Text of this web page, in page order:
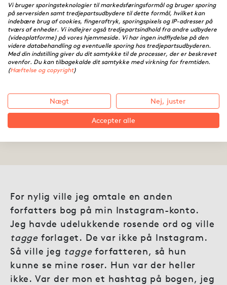
Sådan bruger du sociale
medier til at sælge din bog
For nylig ville jeg omtale en anden
forfatters bog på min Instagram-konto.
Jeg havde udelukkende rosende ord og ville
tagge forlaget. De var ikke på Instagram.
Så ville jeg taggeforfatteren, så hun
kunne se mine roser. Hun var der heller
ikke. Var der mon et hashtag på bogen, jeg
Vi bruger sporingsteknologier til markedsføringsformål og bruger sporing
på serversiden samt tredjepartsudbydere til dette formål, hvilket kan
indebære brug af cookies, fingeraftryk, sporingspixels og IP-adresser på
tværs af enheder. Vi indlejrer også tredjepartsindhold fra andre udbydere
(videoplatforme) på vores hjemmeside. Vi har ingen indflydelse på den
videre databehandling og eventuelle sporing hos tredjepartsudbyderen.
Med din indstilling giver du dit samtykke til de processer, der er beskrevet
ovenfor. Du kan tilbagekalde dit samtykke med virkning for fremtiden.
(Hæftelse og copyright)
Nægt Nej, juster
Accepter alle